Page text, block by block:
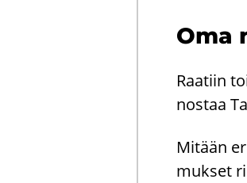
Oma
Raa­tiin
nos­taa
Mi­tään
muk­set